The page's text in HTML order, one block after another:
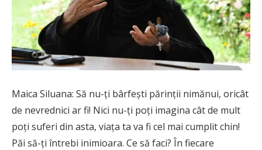
Maica Siluana: Să nu-ți bârfești părinții nimănui, oricât
de nevrednici ar fi! Nici nu-ți poți imagina cât de mult
poți suferi din asta, viaţa ta va fi cel mai cumplit chin!
Păi să-ţi întrebi inimioara. Ce să faci? În fiecare